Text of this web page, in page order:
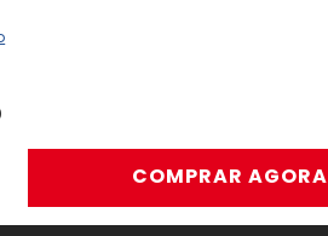
COMPRAR AGORA